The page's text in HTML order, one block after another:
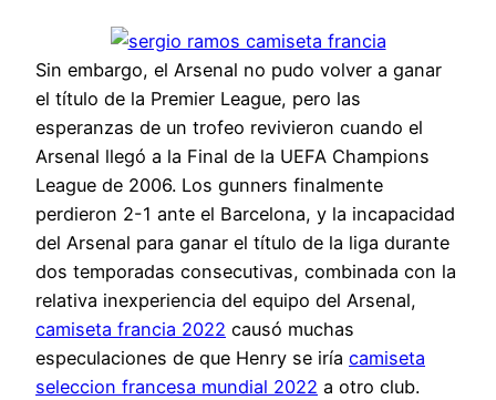
Sin embargo, el Arsenal no pudo volver a ganar
el título de la Premier League, pero las
esperanzas de un trofeo revivieron cuando el
Arsenal llegó a la Final de la UEFA Champions
League de 2006. Los gunners finalmente
perdieron 2-1 ante el Barcelona, y la incapacidad
del Arsenal para ganar el título de la liga durante
dos temporadas consecutivas, combinada con la
relativa inexperiencia del equipo del Arsenal,
camiseta francia 2022 causó muchas
especulaciones de que Henry se iría camiseta
seleccion francesa mundial 2022 a otro club.